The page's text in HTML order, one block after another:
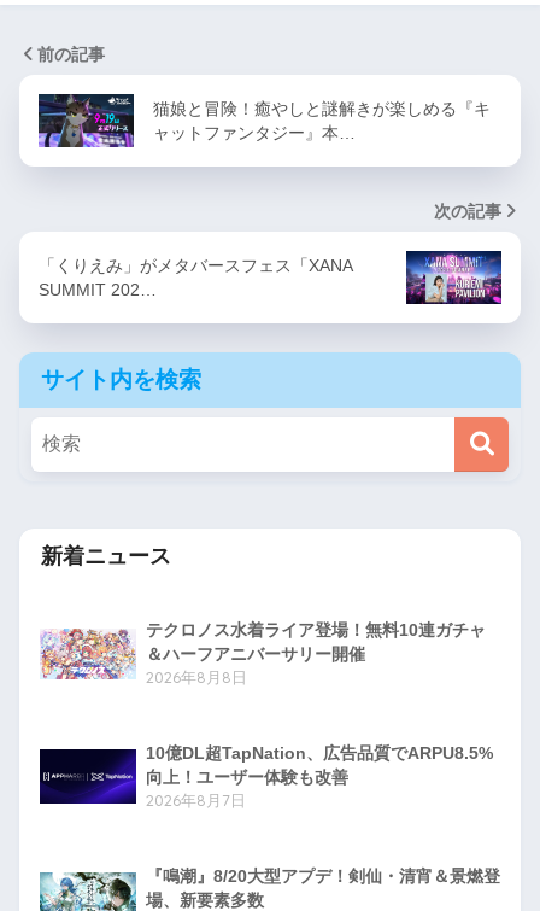
前の記事
猫娘と冒険！癒やしと謎解きが楽しめる『キ
ャットファンタジー』本…
次の記事
「くりえみ」がメタバースフェス「XANA
SUMMIT 202…
サイト内を検索
新着ニュース
テクロノス水着ライア登場！無料10連ガチャ
＆ハーフアニバーサリー開催
2026年8月8日
10億DL超TapNation、広告品質でARPU8.5%
向上！ユーザー体験も改善
2026年8月7日
『鳴潮』8/20大型アプデ！剣仙・清宵＆景燃登
場、新要素多数